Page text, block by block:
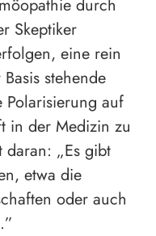
durch
Skeptiker
eine rein
stehende
auf
in der Medizin zu
daran: „Es gibt
etwa die
oder auch